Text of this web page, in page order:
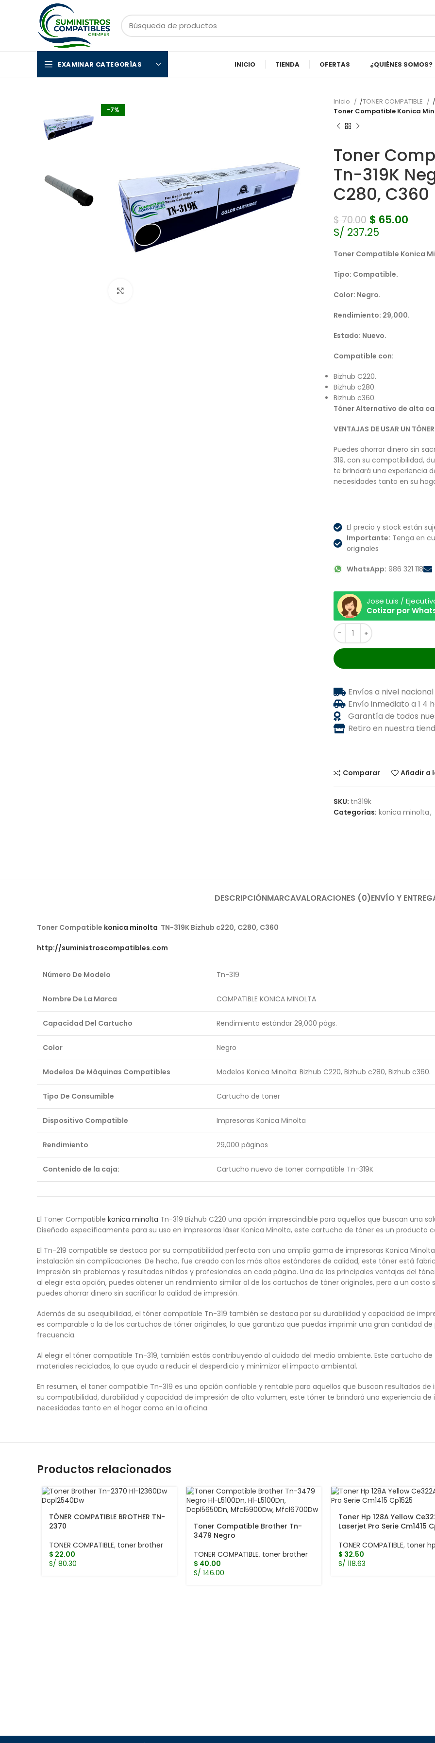
EXAMINAR CATEGORÍAS INICIO TIENDA OFERTAS ¿QUIÉNES SOMOS?
-7%
Inicio
TONER COMPATIBLE
Toner Compatible Konica
Toner
Tn-319K
C280, C360
$70.00 $ 65.00
S/ 237.25
Toner Compatible Konica
Tipo: Compatible.
Color: Negro.
Rendimiento: 29,000.
Estado: Nuevo.
Compatible con:
Bizhub C220.
Bizhub c280.
Bizhub c360.
Tóner Alternativo de alta
VENTAJAS DE USAR UN
Puedes ahorrar dinero sin
319, con su compatibilidad,
te brindará una experiencia
necesidades tanto en su
El precio y stock están
Importante: Tenga en
originales
WhatsApp: 986 321 118
Jose Luis /
Cotizar por
Envíos a nivel
Envío inmediato a 1 4
Garantía de todos
Retiro en nuestra
Comparar Añadir a
SKU: tn319k
Categorías: konica minolta,
DESCRIPCIÓNMARCAVALORACIONES (0)ENVÍO Y
Toner Compatible konica minolta TN-319K Bizhub c220, C280, C360
http://suministroscompatibles.com
Número De Modelo Tn-319
Nombre De La Marca COMPATIBLE KONICA MINOLTA
Capacidad Del Cartucho Rendimiento estándar 29,000 págs.
Color Negro
Modelos De Máquinas Compatibles Modelos Konica Minolta: Bizhub C220, Bizhub c280, Bizhub c360.
Tipo De Consumible Cartucho de toner
Dispositivo Compatible Impresoras Konica Minolta
Rendimiento 29,000 páginas
Contenido de la caja: Cartucho nuevo de toner compatible Tn-319K
El Toner Compatible konica minolta Tn-319 Bizhub C220 una opción imprescindible para aquellos que buscan una
Diseñado específicamente para su uso en impresoras láser Konica Minolta, este cartucho de tóner es un producto
El Tn-219 compatible se destaca por su compatibilidad perfecta con una amplia gama de impresoras Konica
instalación sin complicaciones. De hecho, fue creado con los más altos estándares de calidad, este tóner está
impresión sin problemas y resultados nítidos y profesionales en cada página. Una de las principales ventajas del
al elegir esta opción, puedes obtener un rendimiento similar al de los cartuchos de tóner originales, pero a un
puedes ahorrar dinero sin sacrificar la calidad de impresión.
Además de su asequibilidad, el tóner compatible Tn-319 también se destaca por su durabilidad y capacidad de
es comparable a la de los cartuchos de tóner originales, lo que garantiza que puedas imprimir una gran cantidad
frecuencia.
Al elegir el tóner compatible Tn-319, también estás contribuyendo al cuidado del medio ambiente. Este cartucho
materiales reciclados, lo que ayuda a reducir el desperdicio y minimizar el impacto ambiental.
En resumen, el toner compatible Tn-319 es una opción confiable y rentable para aquellos que buscan resultados
su compatibilidad, durabilidad y capacidad de impresión de alto volumen, este tóner te brindará una experiencia
necesidades tanto en el hogar como en la oficina.
Productos relacionados
TÓNER COMPATIBLE BROTHER TN-
2370
TONER COMPATIBLE, toner brother
$ 22.00
S/ 80.30
Toner Compatible Brother Tn-
3479 Negro
TONER COMPATIBLE, toner brother
$ 40.00
S/ 146.00
Toner Hp 128A Yellow
Laserjet Pro Serie Cm1415
TONER COMPATIBLE, toner
$ 32.50
S/ 118.63